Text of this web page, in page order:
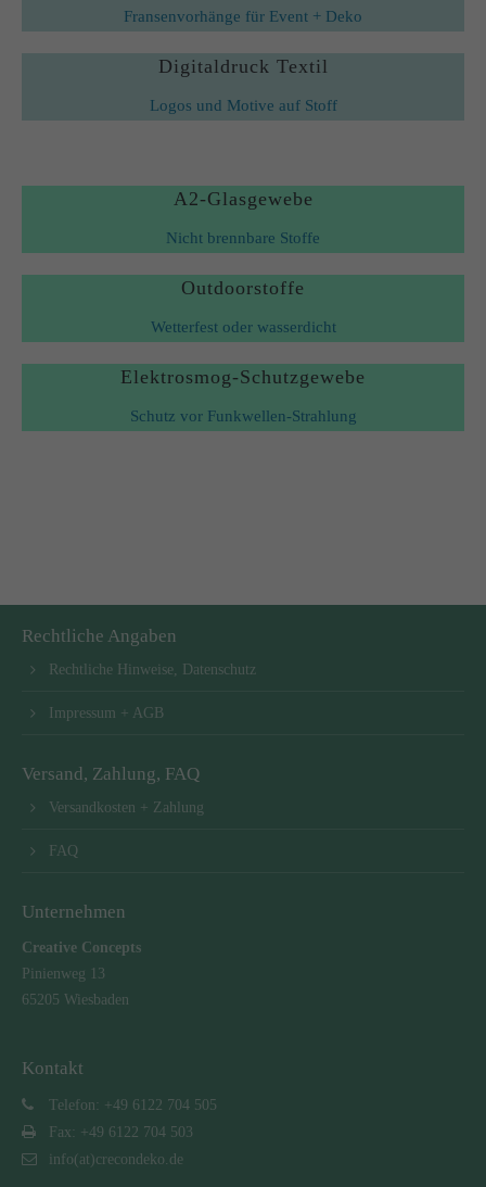
Fransenvorhänge für Event + Deko
Digitaldruck Textil
Logos und Motive auf Stoff
A2-Glasgewebe
Nicht brennbare Stoffe
Outdoorstoffe
Wetterfest oder wasserdicht
Elektrosmog-Schutzgewebe
Schutz vor Funkwellen-Strahlung
Rechtliche Angaben
Rechtliche Hinweise, Datenschutz
Impressum + AGB
Versand, Zahlung, FAQ
Versandkosten + Zahlung
FAQ
Unternehmen
Creative Concepts
Pinienweg 13
65205 Wiesbaden
Kontakt
Telefon: +49 6122 704 505
Fax: +49 6122 704 503
info(at)crecondeko.de